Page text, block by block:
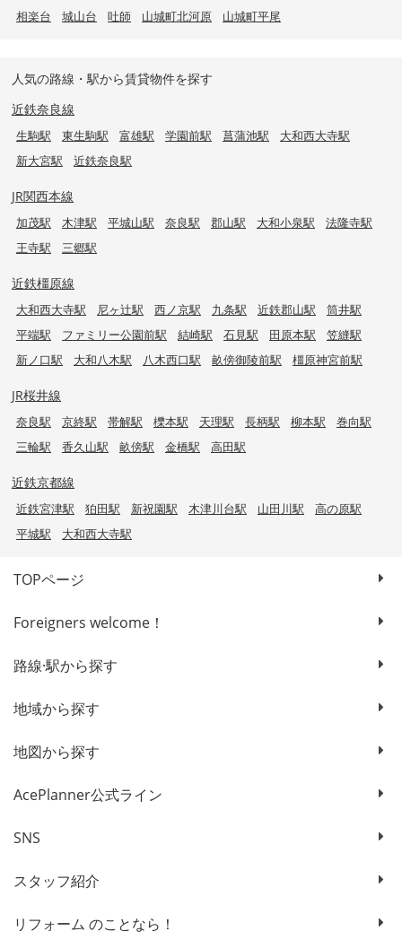
相楽台
城山台 吐師 山城町北河原 山城町平尾
人気の路線・駅から賃貸物件を探す
近鉄奈良線
生駒駅 東生駒駅 富雄駅 学園前駅 菖蒲池駅
大和西大寺駅
新大宮駅
近鉄奈良駅
JR関西本線
加茂駅 木津駅 平城山駅 奈良駅 郡山駅 大和小泉駅
法隆寺駅
王寺駅
三郷駅
近鉄橿原線
大和西大寺駅 尼ヶ辻駅 西ノ京駅 九条駅 近鉄郡山駅
筒井駅
平端駅
ファミリー公園前駅 結崎駅 石見駅 田原本駅
笠縫駅
新ノ口駅
大和八木駅 八木西口駅 畝傍御陵前駅 橿原神宮前駅
JR桜井線
奈良駅 京終駅 帯解駅 櫟本駅 天理駅 長柄駅 柳本駅
巻向駅
三輪駅
香久山駅 畝傍駅 金橋駅 高田駅
近鉄京都線
近鉄宮津駅 狛田駅 新祝園駅 木津川台駅 山田川駅
高の原駅
平城駅
大和西大寺駅
TOPページ
Foreigners welcome！
路線·駅から探す
地域から探す
地図から探す
AcePlanner公式ライン
SNS
スタッフ紹介
リフォーム のことなら！